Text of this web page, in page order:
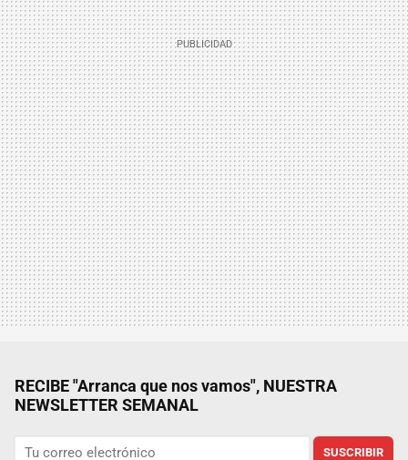
RECIBE "Arranca que nos vamos", NUESTRA
NEWSLETTER SEMANAL
SUSCRIBIR